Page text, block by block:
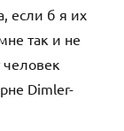
если б я их
так и не
человек
Dimler-